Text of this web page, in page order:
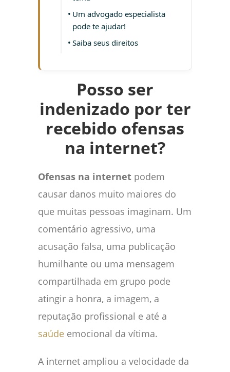
Um advogado especialista
pode te ajudar!
Saiba seus direitos
Posso ser
indenizado por ter
recebido ofensas
na internet?
Ofensas na internet podem
causar danos muito maiores do
que muitas pessoas imaginam. Um
comentário agressivo, uma
acusação falsa, uma publicação
humilhante ou uma mensagem
compartilhada em grupo pode
atingir a honra, a imagem, a
reputação profissional e até a
saúde emocional da vítima.
A internet ampliou a velocidade da